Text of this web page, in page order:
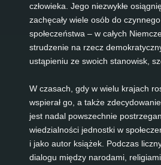
człowie­ka. Jego nie­zwykłe
zachęcały wie­le osób do
społec­zeństwa – w całych
strud­ze­nie na rzecz
ustąpi­e­niu ze swoich sta­no­wisk,
W cz­a­sach, gdy w wie­lu kra­jach
ws­pie­rał go, a także
jest na­dal pows­zech­nie
wied­zi­al­ności jed­nost­ki w
i ja­ko au­tor książek. Podc­z­as
dia­lo­gu między nar­o­da­mi,